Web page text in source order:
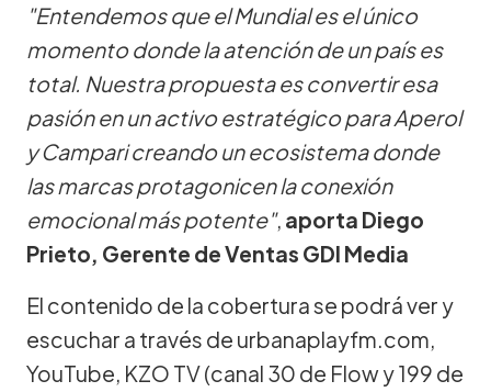
"Entendemos que el Mundial es el único
momento donde la atención de un país es
total. Nuestra propuesta es convertir esa
pasión en un activo estratégico para Aperol
y Campari creando un ecosistema donde
las marcas protagonicen la conexión
emocional más potente", aporta Diego
Prieto, Gerente de Ventas GDI Media
El contenido de la cobertura se podrá ver y
escuchar a través de urbanaplayfm.com,
YouTube, KZO TV (canal 30 de Flow y 199 de